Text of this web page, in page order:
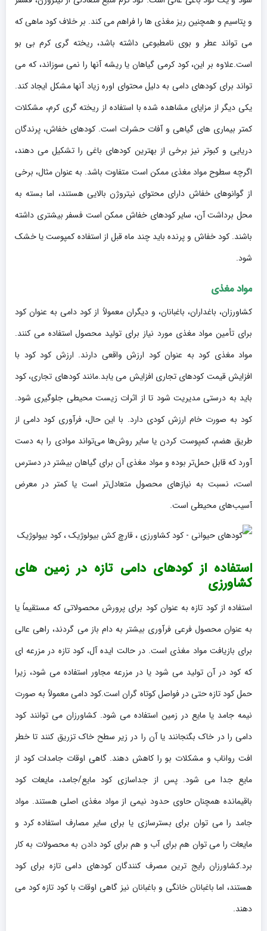
و پتاسیم و همچنین ریز مغذی ها را فراهم می کند. بر خلاف کود ماهی که
می تواند عطر و بوی نامطبوعی داشته باشد، ریخته گری کرم بی بو
است.علاوه بر این، کود کرمی گیاهان یا ریشه آنها را نمی سوزاند، که می
تواند برای کودهای دامی به دلیل محتوای اوره زیاد آنها مشکل ایجاد کند.
یکی دیگر از مزایای مشاهده شده با استفاده از ریخته گری کرم، مشکلات
کمتر بیماری های گیاهی و آفات حشرات است. کودهای خفاش، پرندگان
دریایی و کبوتر نیز برخی از بهترین کودهای باغی را تشکیل می دهند،
اگرچه سطوح مواد مغذی ممکن است متفاوت باشد. به عنوان مثال، برخی
از گوانوهای خفاش دارای محتوای نیتروژن بالایی هستند، اما بسته به
محل برداشت آن، سایر کودهای خفاش ممکن است فسفر بیشتری داشته
باشند. کود خفاش و پرنده باید چند ماه قبل از استفاده کمپوست یا خشک
شود.
مواد مغذی
کشاورزان، باغداران، باغبانان، و دیگران معمولاً از کود دامی به عنوان کود
برای تأمین مواد مغذی مورد نیاز برای تولید محصول استفاده می کنند.
مواد مغذی کود به عنوان کود ارزش واقعی دارند. ارزش کود کود با
افزایش قیمت کودهای تجاری افزایش می یابد.مانند کودهای تجاری، کود
باید به درستی مدیریت شود تا از اثرات زیست محیطی جلوگیری شود.
کود به صورت خام ارزش کودی دارد. با این حال، فرآوری کود دامی از
طریق هضم، کمپوست کردن یا سایر روش‌ها می‌تواند موادی را به دست
آورد که قابل حمل‌تر بوده و مواد مغذی آن برای گیاهان بیشتر در دسترس
است، نسبت به نیازهای محصول متعادل‌تر است یا کمتر در معرض
آسیب‌های محیطی است.
استفاده از کودهای دامی تازه در زمین های
کشاورزی
استفاده از کود تازه به عنوان کود برای پرورش محصولاتی که مستقیماً یا
به عنوان محصول فرعی فرآوری بیشتر به دام باز می گردند، راهی عالی
برای بازیافت مواد مغذی است. در حالت ایده آل، کود تازه در مزرعه ای
که کود در آن تولید می شود یا در مزرعه مجاور استفاده می شود، زیرا
حمل کود تازه حتی در فواصل کوتاه گران است.کود دامی معمولاً به صورت
نیمه جامد یا مایع در زمین استفاده می شود. کشاورزان می توانند کود
دامی را در خاک بگنجانند یا آن را در زیر سطح خاک تزریق کنند تا خطر
افت رواناب و مشکلات بو را کاهش دهند. گاهی اوقات جامدات کود از
مایع جدا می شود. پس از جداسازی کود مایع/جامد، مایعات کود
باقیمانده همچنان حاوی حدود نیمی از مواد مغذی اصلی هستند. مواد
جامد را می توان برای بسترسازی یا برای سایر مصارف استفاده کرد و
مایعات را می توان هم برای آب و هم برای کود دادن به محصولات به کار
برد.کشاورزان رایج ترین مصرف کنندگان کودهای دامی تازه برای کود
هستند، اما باغبانان خانگی و باغبانان نیز گاهی اوقات با کود تازه کود می
دهند.